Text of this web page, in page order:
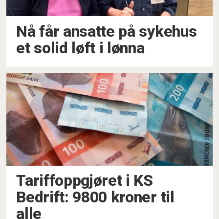
Nå får ansatte på sykehus
et solid løft i lønna
Tariffoppgjøret i KS
Bedrift: 9800 kroner til
alle